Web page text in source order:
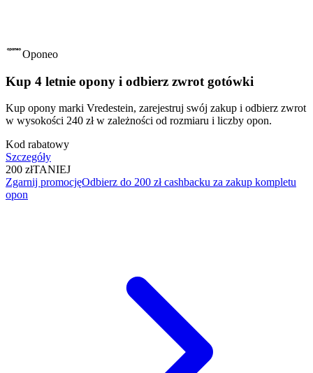
Oponeo
Kup 4 letnie opony i odbierz zwrot gotówki
Kup opony marki Vredestein, zarejestruj swój zakup i odbierz zwrot
w wysokości 240 zł w zależności od rozmiaru i liczby opon.
Kod rabatowy
Szczegóły
200 złTANIEJ
Zgarnij promocjęOdbierz do 200 zł cashbacku za zakup kompletu
opon